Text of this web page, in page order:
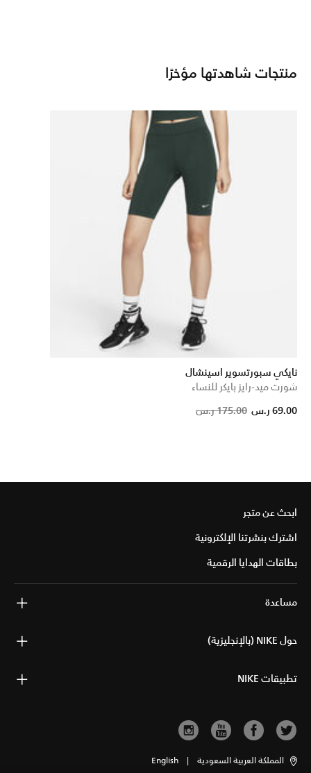
منتجات شاهدتها مؤخرًا
نايكي سبورتسوير اسينشال
شورت ميد-رايز بايكر للنساء
175.00 ر.س 69.00 ر.س
ابحث عن متجر
اشترك بنشرتنا الإلكترونية
بطاقات الهدايا الرقمية
مساعدة
حول NIKE (بالإنجليزية)
تطبيقات NIKE
المملكة العربية السعودية |
English